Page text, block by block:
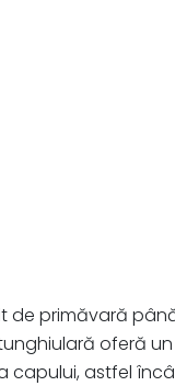
de primăvară
oferă
astfel